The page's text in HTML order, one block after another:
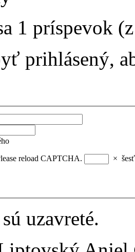
1 príspevok
prihlásený,
reload CAPTCHA.
× šesť
uzavreté.